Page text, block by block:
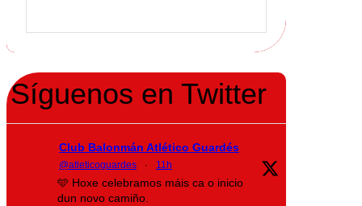
Síguenos en Twitter
Club Balonmán Atlético Guardés
@atleticoguardes · 11h
🩵 Hoxe celebramos máis ca o inicio
dun novo camiño.